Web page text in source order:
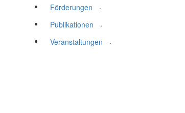
Förderungen
.
Publikationen
.
Veranstaltungen
.